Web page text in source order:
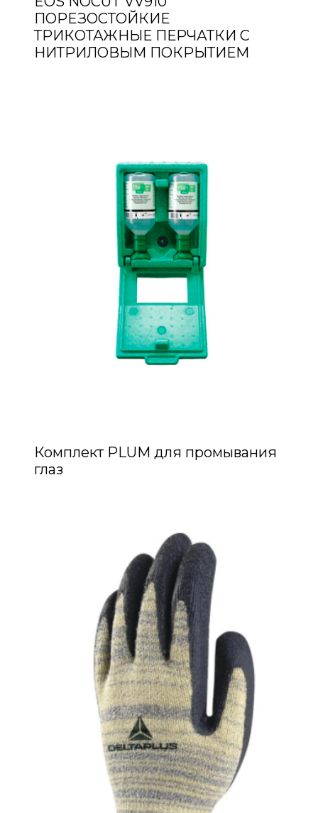
ПОРЕЗОСТОЙКИЕ
ТРИКОТАЖНЫЕ ПЕРЧАТКИ С
НИТРИЛОВЫМ ПОКРЫТИЕМ
Комплект PLUM для промывания
глаз